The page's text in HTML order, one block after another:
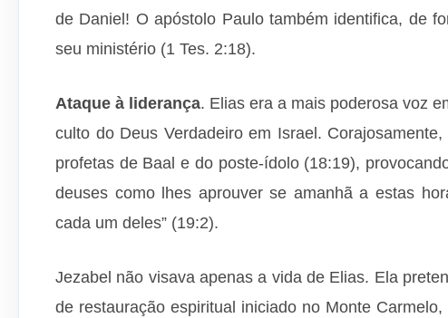
de Daniel! O apóstolo Paulo também identifica, de
seu ministério (1 Tes. 2:18).
Ataque à liderança. Elias era a mais poderosa voz
culto do Deus Verdadeiro em Israel.
profetas de Baal e do poste-ídolo (18:19),
deuses como lhes aprouver se amanhã a estas
cada um deles” (19:2).
Jezabel não visava apenas a vida de Elias. Ela
de restauração espiritual iniciado no Monte